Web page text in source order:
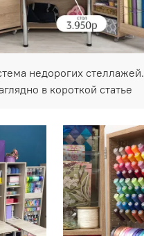
недорогих стеллажей.
в короткой статье